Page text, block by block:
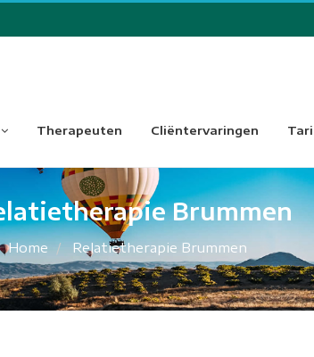
Therapeuten Cliëntervaringen
Brummen
Home Relatietherapie Brummen